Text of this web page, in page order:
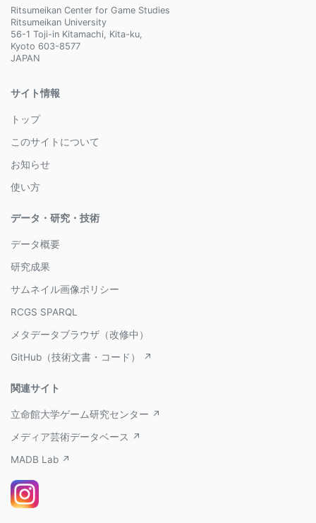
Ritsumeikan Center for Game Studies
Ritsumeikan University
56-1 Toji-in Kitamachi, Kita-ku,
Kyoto 603-8577
JAPAN
サイト情報
トップ
このサイトについて
お知らせ
使い方
データ・研究・技術
データ概要
研究成果
サムネイル画像ポリシー
RCGS SPARQL
メタデータブラウザ（改修中）
GitHub（技術文書・コード） ↗
関連サイト
立命館大学ゲーム研究センター ↗
メディア芸術データベース ↗
MADB Lab ↗